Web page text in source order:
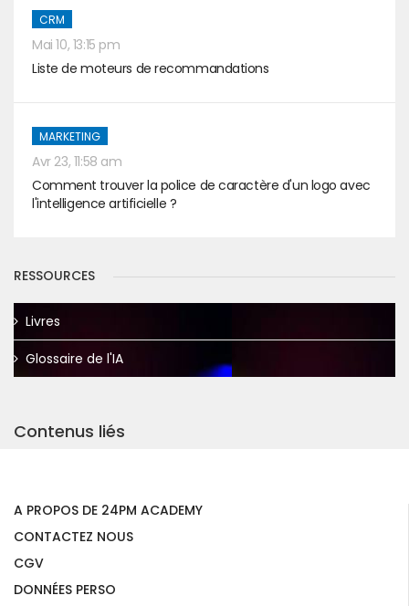
CRM
Mai 10, 13:15 pm
Liste de moteurs de recommandations
MARKETING
Avr 23, 11:58 am
Comment trouver la police de caractère d'un logo avec
l'intelligence artificielle ?
RESSOURCES
Livres
Glossaire de l'IA
Contenus liés
A PROPOS DE 24PM ACADEMY
CONTACTEZ NOUS
CGV
DONNÉES PERSO